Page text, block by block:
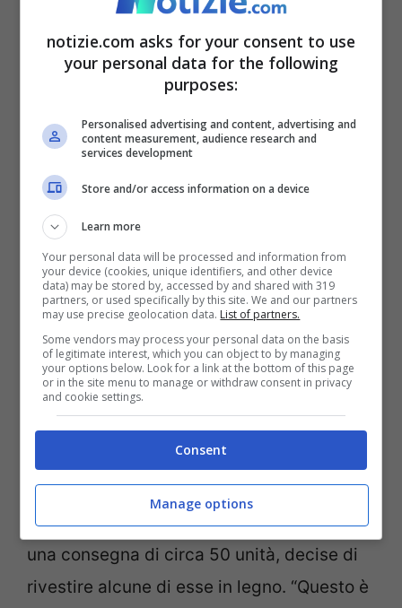
Si tratta del primo pc della Apple realizzato da Jobs e
Wozniak con certificati e garanzia (Screenshot
fotonotizia.com)
Ciò che rende l’Apple1 ancora più raro è il
di koa, un legno riccamente patinato
originario delle Hawaii . Solo una manciata
dei200originali sono stati realizzati in
JobseWozniak
principalmente Apple-1 come componenti.
Un negozio di computer, che ha ricevuto
una consegna di circa 50 unità, decise di
rivestire alcune di esse in legno. “Questo è
notizie.com asks for your consent to use
your personal data for the following
purposes:
Personalised advertising and content, advertising and
content measurement, audience research and
services development
Store and/or access information on a device
Learn more
Your personal data will be processed and information from
your device (cookies, unique identifiers, and other device
data) may be stored by, accessed by and shared with 319
partners, or used specifically by this site. We and our partners
may use precise geolocation data. List of partners.
Some vendors may process your personal data on the basis
of legitimate interest, which you can object to by managing
your options below. Look for a link at the bottom of this page
or in the site menu to manage or withdraw consent in privacy
and cookie settings.
Consent
Manage options